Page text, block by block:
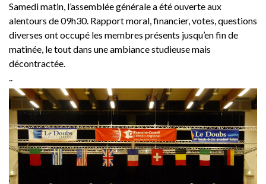
Samedi matin, l’assemblée générale a été ouverte aux
alentours de 09h30. Rapport moral, financier, votes, questions
diverses ont occupé les membres présents jusqu’en fin de
matinée, le tout dans une ambiance studieuse mais
décontractée.